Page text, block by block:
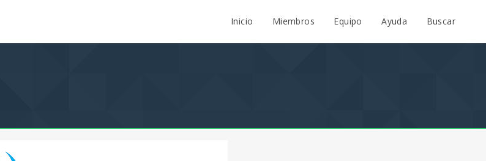
Inicio Miembros Equipo Ayuda Buscar